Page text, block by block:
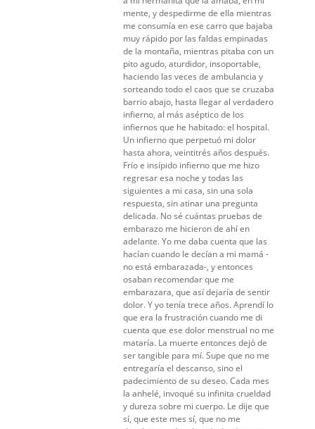
mente, y despedirme de ella mientras
me consumía en ese carro que bajaba
muy rápido por las faldas empinadas
de la montaña, mientras pitaba con un
pito agudo, aturdidor, insoportable,
haciendo las veces de ambulancia y
sorteando todo el caos que se cruzaba
barrio abajo, hasta llegar al verdadero
infierno, al más aséptico de los
infiernos que he habitado: el hospital.
Un infierno que perpetuó mi dolor
hasta ahora, veintitrés años después.
Frío e insípido infierno que me hizo
regresar esa noche y todas las
siguientes a mi casa, sin una sola
respuesta, sin atinar una pregunta
delicada. No sé cuántas pruebas de
embarazo me hicieron de ahí en
adelante. Yo me daba cuenta que las
hacían cuando le decían a mi mamá -
no está embarazada-, y entonces
osaban recomendar que me
embarazara, que así dejaría de sentir
dolor. Y yo tenía trece años. Aprendí lo
que era la frustración cuando me di
cuenta que ese dolor menstrual no me
mataría. La muerte entonces dejó de
ser tangible para mí. Supe que no me
entregaría el descanso, sino el
padecimiento de su deseo. Cada mes
la anhelé, invoqué su infinita crueldad
y dureza sobre mi cuerpo. Le dije que
sí, que este mes sí, que no me